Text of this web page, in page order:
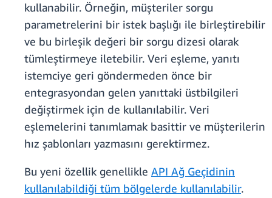
kullanabilir. Örneğin, müşteriler sorgu
parametrelerini bir istek başlığı ile birleştirebilir
ve bu birleşik değeri bir sorgu dizesi olarak
tümleştirmeye iletebilir. Veri eşleme, yanıtı
istemciye geri göndermeden önce bir
entegrasyondan gelen yanıttaki üstbilgileri
değiştirmek için de kullanılabilir. Veri
eşlemelerini tanımlamak basittir ve müşterilerin
hız şablonları yazmasını gerektirmez.
Bu yeni özellik genellikle API Ağ Geçidinin
kullanılabildiği tüm bölgelerde kullanılabilir.